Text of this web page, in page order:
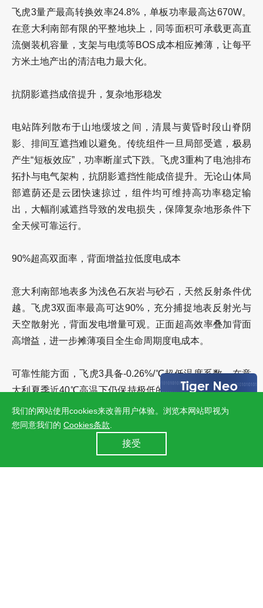
飞虎3量产最高转换效率24.8% ，单板功率最高达670W。
在意大利南部有限的平整地块上，同等面积可承载更高直
流侧装机容量，支架与电缆等BOS成本相应摊薄，让每平
方米土地产出的清洁电力最大化。
抗阴影遮挡成倍提升，复杂地形稳发
电站阵列散布于山地缓坡之间，清晨与黄昏时段山脊阴
影、排间互遮挡难以避免。传统组件一旦局部受遮，极易
产生“短板效应”，功率断崖式下跌。飞虎3重构了电池排布
拓扑与电气架构，抗阴影遮挡性能成倍提升。无论山体局
部遮荫还是云团快速掠过，组件均可维持高功率稳定输
出，大幅削减遮挡导致的发电损失，保障复杂地形条件下
全天候可靠运行。
90%超高双面率，背面增益拉低度电成本
意大利南部地表多为浅色石灰岩与砂石，天然反射条件优
越。飞虎3双面率最高可达90%，充分捕捉地表反射光与
天空散射光，背面发电增量可观。正面超高效率叠加背面
高增益，进一步摊薄项目全生命周期度电成本。
可靠性能方面，飞虎3具备-0.26%/℃超低温度系数，在意
大利夏季近40℃高温下仍保持极低的功率折损。配合首年
衰减低于1%、 逐年线性衰减仅0.35%的领先保障，30年全
生命周期持续输出稳健发电回报，为项目长效收益筑牢根
我们的网站使用cookies来改善用户体验。浏览本网站即视为
您同意我们的 Cookies条款
接受